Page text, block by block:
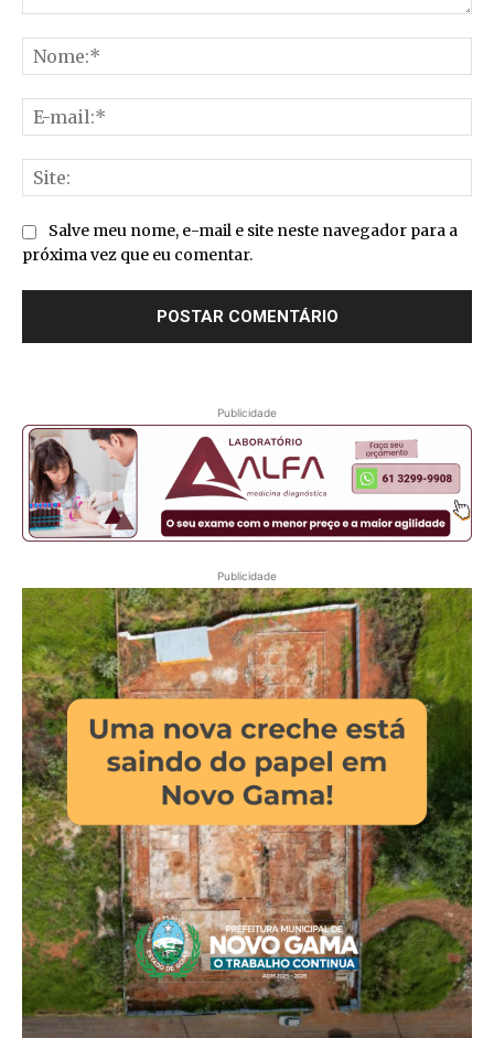
Salve meu nome, e-mail e site neste navegador para a
próxima vez que eu comentar.
Publicidade
Publicidade